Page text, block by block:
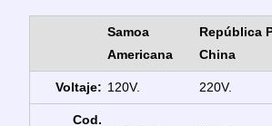
Samoa
Americana
República
China
Voltaje: 120V. 220V.
Cod.